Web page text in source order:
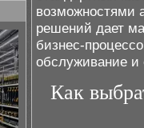
возможностями
решений дает
бизнес-
обслуживание и
Как